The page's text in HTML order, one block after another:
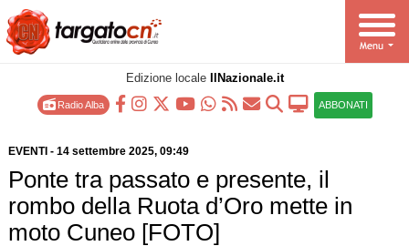
Edizione locale IlNazionale.it
Radio Alba ABBONATI
EVENTI - 14 settembre 2025, 09:49
Ponte tra passato e presente, il
rombo della Ruota d’Oro mette in
moto Cuneo [FOTO]